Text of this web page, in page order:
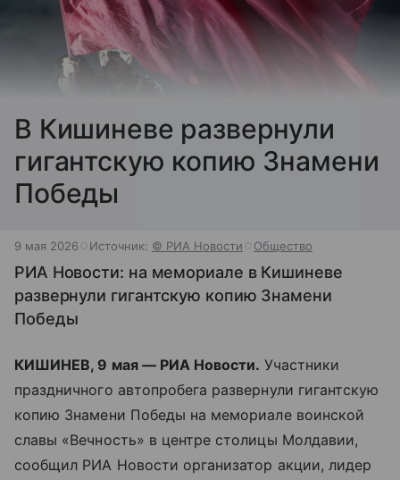
В Кишиневе развернули
гигантскую копию Знамени
Победы
9 мая 2026 Источник: © РИА Новости Общество
РИА Новости: на мемориале в Кишиневе
развернули гигантскую копию Знамени
Победы
КИШИНЕВ, 9 мая — РИА Новости. Участники
праздничного автопробега развернули гигантскую
копию Знамени Победы на мемориале воинской
славы «Вечность» в центре столицы Молдавии,
сообщил РИА Новости организатор акции, лидер